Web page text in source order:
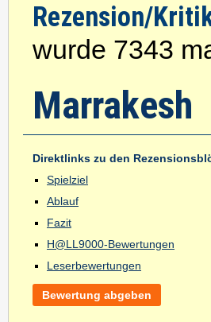
Rezension/
wurde 7343
Marrakesh
Direktlinks zu den
Spielziel
Ablauf
Fazit
H@LL9000-Bewertungen
Leserbewertungen
Bewertung abgeben